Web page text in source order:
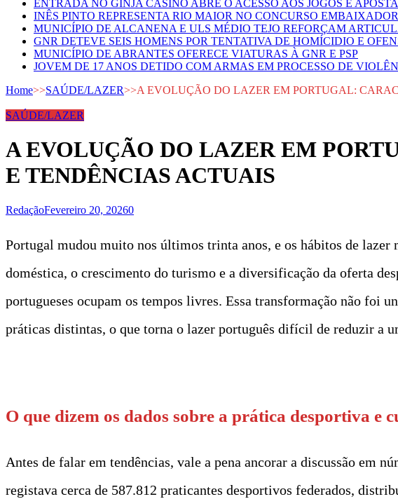
ENTRADA NO GINJA CASINO ABRE O ACESSO AOS JOGOS E
INÊS PINTO REPRESENTA RIO MAIOR NO CONCURSO
MUNICÍPIO DE ALCANENA E ULS MÉDIO TEJO REFORÇAM
GNR DETEVE SEIS HOMENS POR TENTATIVA DE HOMÍCIDIO E
MUNICÍPIO DE ABRANTES OFERECE VIATURAS À GNR E PSP
JOVEM DE 17 ANOS DETIDO COM ARMAS EM PROCESSO DE
Home>>SAÚDE/LAZER>>A EVOLUÇÃO DO LAZER EM PORTUGAL:
SAÚDE/LAZER
A EVOLUÇÃO DO LAZER EM
E TENDÊNCIAS ACTUAIS
RedaçãoFevereiro 20, 20260
Portugal mudou muito nos últimos trinta anos, e os hábitos de lazer
doméstica, o crescimento do turismo e a diversificação da oferta
portugueses ocupam os tempos livres. Essa transformação não
práticas distintas, o que torna o lazer português difícil de reduzir a
O que dizem os dados sobre a prática desportiva e
Antes de falar em tendências, vale a pena ancorar a discussão em
registava cerca de 587.812 praticantes desportivos federados,